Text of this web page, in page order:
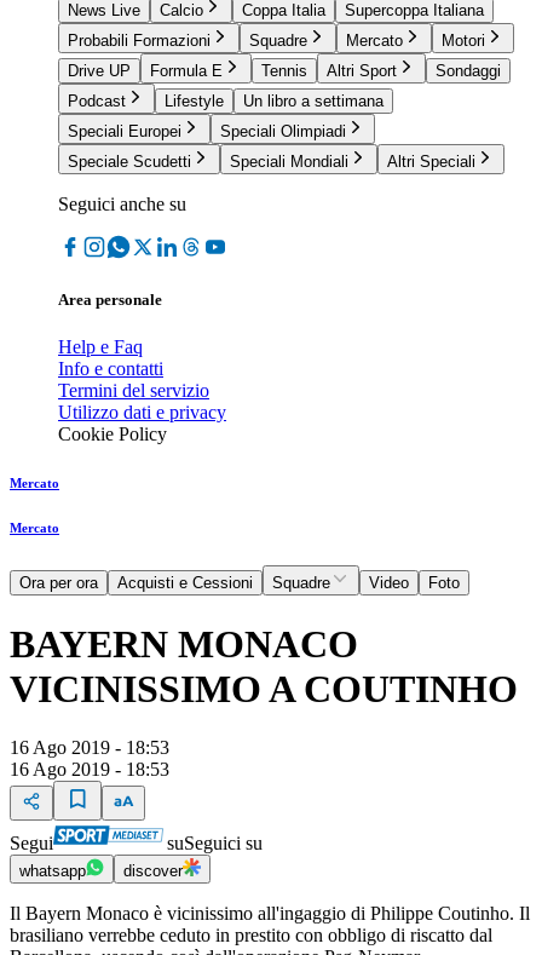
News Live
Calcio Coppa Italia
Supercoppa Italiana
Probabili Formazioni
Squadre Mercato
Motori
Drive UP
Formula E Tennis Altri Sport
Sondaggi
Podcast
Lifestyle
Un libro a settimana
Speciali Europei
Speciali Olimpiadi
Speciale Scudetti
Speciali Mondiali Altri Speciali
Seguici anche su
Area personale
Help e Faq
Info e contatti
Termini del servizio
Utilizzo dati e privacy
Cookie Policy
Mercato
Mercato
Ora per ora Acquisti e Cessioni Squadre Video Foto
BAYERN MONACO
VICINISSIMO A COUTINHO
16 Ago 2019 - 18:53
16 Ago 2019 - 18:53
Segui suSeguici su
whatsapp discover
Il Bayern Monaco è vicinissimo all'ingaggio di Philippe Coutinho. Il
brasiliano verrebbe ceduto in prestito con obbligo di riscatto dal